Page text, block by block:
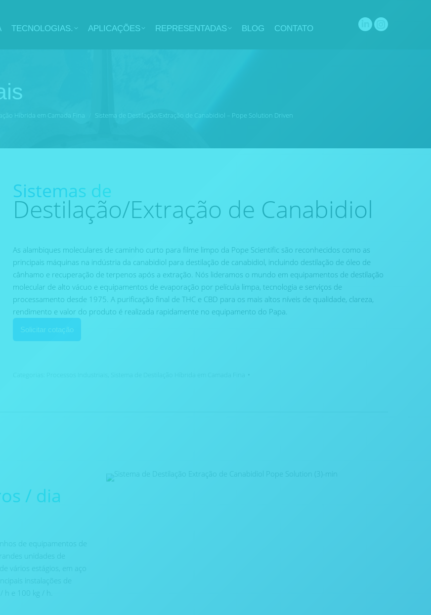
TECNOLOGIAS. APLICAÇÕES REPRESENTADAS BLOG CONTATO
LinkedinInstagram
Híbrida em Camada Fina Sistema de Destilação/Extração de Canabidiol – Pope Solution Driven
Sistemas de
Destilação/Extração de Canabidiol
As alambiques moleculares de caminho curto para filme limpo da Pope Scientific são reconhecidos como as
principais máquinas na indústria da canabidiol para destilação de canabidiol, incluindo destilação de óleo de
cânhamo e recuperação de terpenos após a extração. Nós lideramos o mundo em equipamentos de destilação
molecular de alto vácuo e equipamentos de evaporação por película limpa, tecnologia e serviços de
processamento desde 1975. A purificação final de THC e CBD para os mais altos níveis de qualidade, clareza,
rendimento e valor do produto é realizada rapidamente no equipamento do Papa.
Solicitar cotação
/ dia
de equipamentos de
unidades de
vários estágios, em aço
instalações de
e 100 kg / h.